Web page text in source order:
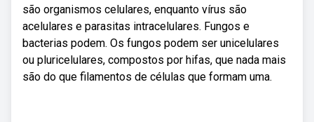
são organismos celulares, enquanto vírus são
acelulares e parasitas intracelulares. Fungos e
bacterias podem. Os fungos podem ser unicelulares
ou pluricelulares, compostos por hifas, que nada mais
são do que filamentos de células que formam uma.